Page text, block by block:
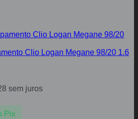
Clio Logan Megane 98/20 1.6
sem juros
Pix